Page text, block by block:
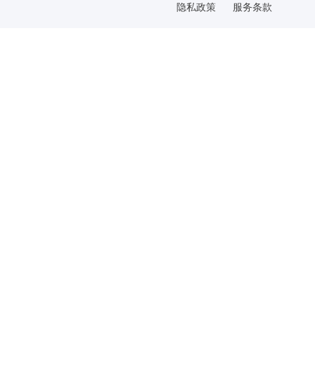
隐私政策
服务条款